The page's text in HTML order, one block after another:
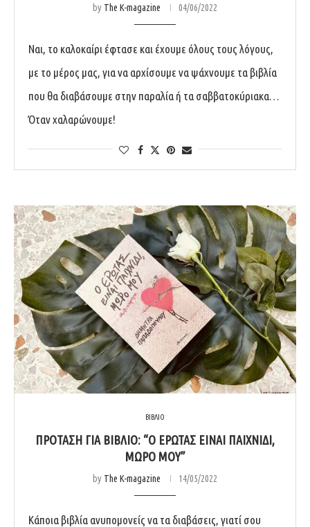
by The K-magazine 04/06/2022
Ναι, το καλοκαίρι έφτασε και έχουμε όλους τους λόγους,
με το μέρος μας, για να αρχίσουμε να ψάχνουμε τα βιβλία
που θα διαβάσουμε στην παραλία ή τα σαββατοκύριακα…
Όταν χαλαρώνουμε!
ΒΙΒΛΙΟ
ΠΡΟΤΑΣΗ ΓΙΑ ΒΙΒΛΙΟ: “Ο ΕΡΩΤΑΣ ΕΙΝΑΙ ΠΑΙΧΝΙΔΙ,
ΜΩΡΟ ΜΟΥ”
by The K-magazine 14/05/2022
Κάποια βιβλία ανυπομονείς να τα διαβάσεις, γιατί σου